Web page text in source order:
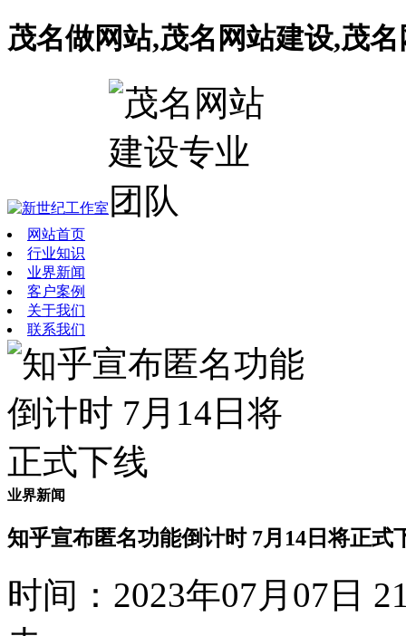
茂名做网站,茂名网站建设,茂
网站首页
行业知识
业界新闻
客户案例
关于我们
联系我们
业界新闻
知乎宣布匿名功能倒计时 7月14日将正式
时间：2023年07月07